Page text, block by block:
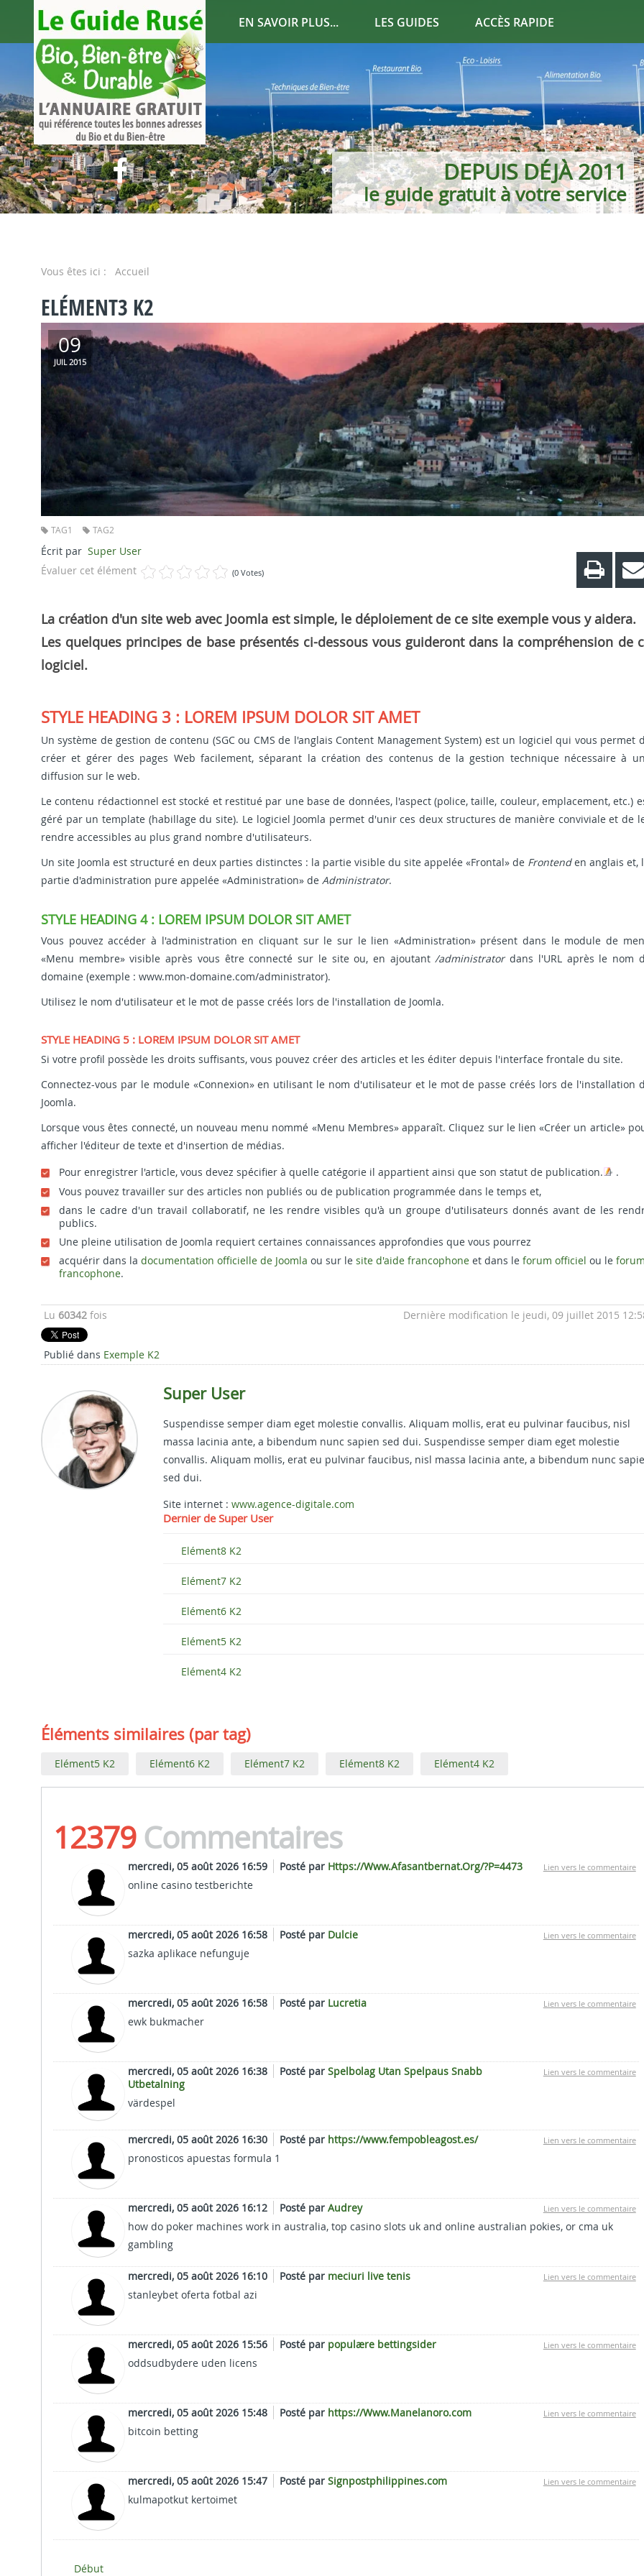
EN SAVOIR PLUS... LES GUIDES ACCÈS RAPIDE
DEPUIS DÉJÀ 2011
le guide gratuit à votre service
36 PAGES D'INFOS
pour consommer rusé !
Vous êtes ici : Accueil
ELÉMENT3 K2
09
JUIL2015
TAG1 TAG2
Écrit par Super User
Évaluer cet élément
(0 Votes)
La création d'un site web avec Joomla est simple, le déploiement de ce site exemple vous y aidera.
Les quelques principes de base présentés ci-dessous vous guideront dans la compréhension de
logiciel.
STYLE HEADING 3 : LOREM IPSUM DOLOR SIT AMET
Un système de gestion de contenu (SGC ou CMS de l'anglais Content Management System) est un logiciel qui vous permet
créer et gérer des pages Web facilement, séparant la création des contenus de la gestion technique nécessaire à
diffusion sur le web.
Le contenu rédactionnel est stocké et restitué par une base de données, l'aspect (police, taille, couleur, emplacement, etc.)
géré par un template (habillage du site). Le logiciel Joomla permet d'unir ces deux structures de manière conviviale et de
rendre accessibles au plus grand nombre d'utilisateurs.
Un site Joomla est structuré en deux parties distinctes : la partie visible du site appelée «Frontal» de Frontenden anglais et,
partie d'administration pure appelée «Administration» de Administrator.
STYLE HEADING 4 : LOREM IPSUM DOLOR SIT AMET
Vous pouvez accéder à l'administration en cliquant sur le sur le lien «Administration» présent dans le module de
«Menu membre» visible après vous être connecté sur le site ou, en ajoutant/administratordans l'URL après le nom
domaine (exemple : www.mon-domaine.com/administrator).
Utilisez le nom d'utilisateur et le mot de passe créés lors de l'installation de Joomla.
STYLE HEADING 5 : LOREM IPSUM DOLOR SIT AMET
Si votre profil possède les droits suffisants, vous pouvez créer des articles et les éditer depuis l'interface frontale du site.
Connectez-vous par le module «Connexion» en utilisant le nom d'utilisateur et le mot de passe créés lors de l'installation
Joomla.
Lorsque vous êtes connecté, un nouveau menu nommé «Menu Membres» apparaît. Cliquez sur le lien «Créer un article»
afficher l'éditeur de texte et d'insertion de médias.
Pour enregistrer l'article, vous devez spécifier à quelle catégorie il appartient ainsi que son statut de publication.
.
Vous pouvez travailler sur des articles non publiés ou de publication programmée dans le temps et,
dans le cadre d'un travail collaboratif, ne les rendre visibles qu'à un groupe d'utilisateurs donnés avant de les
publics.
Une pleine utilisation de Joomla requiert certaines connaissances approfondies que vous pourrez
acquérir dans la documentation officielle de Joomla ou sur le site d'aide francophone et dans le forum officiel ou le
francophone.
Lu 60342 fois Dernière modification le jeudi, 09 juillet 2015
Publié dans Exemple K2
Super User
Suspendisse semper diam eget molestie convallis. Aliquam mollis, erat eu pulvinar faucibus, nisl
massa lacinia ante, a bibendum nunc sapien sed dui. Suspendisse semper diam eget molestie
convallis. Aliquam mollis, erat eu pulvinar faucibus, nisl massa lacinia ante, a bibendum nunc
sed dui.
Site internet : www.agence-digitale.com
Dernier de Super User
Elément8 K2
Elément7 K2
Elément6 K2
Elément5 K2
Elément4 K2
Éléments similaires (par tag)
Elément5 K2 Elément6 K2 Elément7 K2 Elément8 K2 Elément4 K2
12379 Commentaires
Lien vers le commentaire
mercredi, 05 août 2026 16:59 Posté par Https://Www.Afasantbernat.Org/?P=4473
online casino testberichte
Lien vers le commentaire
mercredi, 05 août 2026 16:58 Posté par Dulcie
sazka aplikace nefunguje
Lien vers le commentaire
mercredi, 05 août 2026 16:58 Posté par Lucretia
ewk bukmacher
Lien vers le commentaire
mercredi, 05 août 2026 16:38 Posté par Spelbolag Utan Spelpaus Snabb
Utbetalning
värdespel
Lien vers le commentaire
mercredi, 05 août 2026 16:30 Posté par https://www.fempobleagost.es/
pronosticos apuestas formula 1
Lien vers le commentaire
mercredi, 05 août 2026 16:12 Posté par Audrey
how do poker machines work in australia, top casino slots uk and online australian pokies, or cma uk
gambling
Lien vers le commentaire
mercredi, 05 août 2026 16:10 Posté par meciuri live tenis
stanleybet oferta fotbal azi
Lien vers le commentaire
mercredi, 05 août 2026 15:56 Posté par populære bettingsider
oddsudbydere uden licens
Lien vers le commentaire
mercredi, 05 août 2026 15:48 Posté par https://Www.Manelanoro.com
bitcoin betting
Lien vers le commentaire
mercredi, 05 août 2026 15:47 Posté par Signpostphilippines.com
kulmapotkut kertoimet
Début